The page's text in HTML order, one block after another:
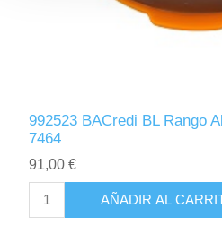
992523 BACredi BL Rango
7464
91,00 €
AÑADIR AL